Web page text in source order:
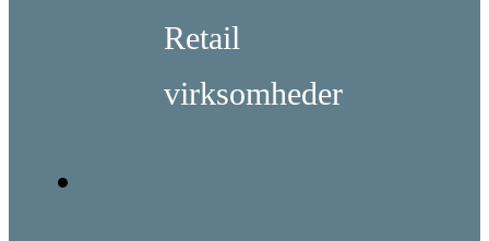
Retail
virksomheder